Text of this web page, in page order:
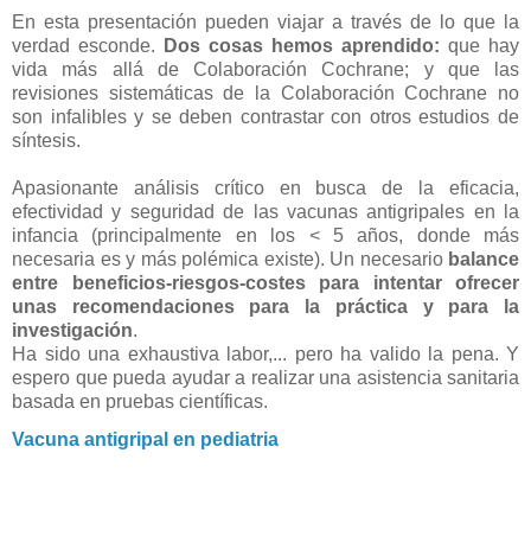
En esta presentación pueden viajar a través de lo que la
verdad esconde.
Dos cosas hemos aprendido: que hay
vida más allá de Colaboración Cochrane; y que las
revisiones sistemáticas de la Colaboración Cochrane no
son infalibles y se deben contrastar con otros estudios de
síntesis.
Apasionante análisis crítico en busca de la eficacia,
efectividad y seguridad de las vacunas antigripales en la
infancia (principalmente en los < 5 años, donde más
necesaria es y más polémica existe). Un necesariobalance
entre beneficios-riesgos-costes para intentar ofrecer
unas recomendaciones para la práctica y para la
investigación.
Ha sido una exhaustiva labor,... pero ha valido la pena. Y
espero que pueda ayudar a realizar una asistencia sanitaria
basada en pruebas científicas.
Vacuna antigripal en pediatria